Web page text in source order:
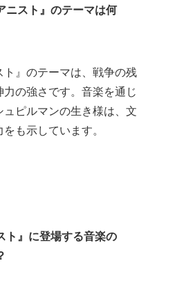
ニスト』のテーマは何
ト』のテーマは、戦争の残
の強さです。音楽を通じ
ュピルマンの生き様は、文
も示しています。
ト』に登場する音楽の